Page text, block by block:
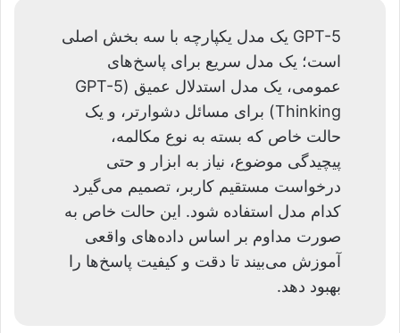
GPT-5 یک مدل یکپارچه با سه بخش اصلی
است؛ یک مدل سریع برای پاسخ‌های
عمومی، یک مدل استدلال عمیق (GPT-5
Thinking) برای مسائل دشوارتر، و یک
حالت خاص که بسته به نوع مکالمه،
پیچیدگی موضوع، نیاز به ابزار و حتی
درخواست مستقیم کاربر، تصمیم می‌گیرد
کدام مدل استفاده شود. این حالت خاص به
صورت مداوم بر اساس داده‌های واقعی
آموزش می‌بیند تا دقت و کیفیت پاسخ‌ها را
بهبود دهد.